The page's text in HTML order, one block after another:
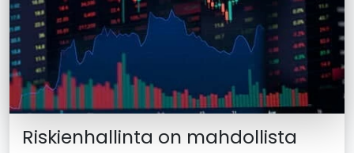
Riskienhallinta on mahdollista